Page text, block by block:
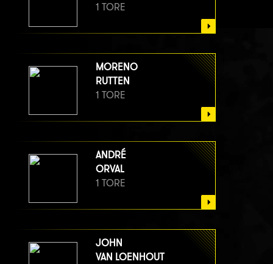
1 TORE
MORENO
RUTTEN
1 TORE
ANDRÉ
ORVAL
1 TORE
JOHN
VAN LOENHOUT